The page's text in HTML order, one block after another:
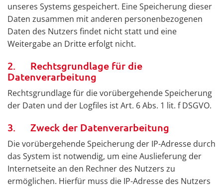
unseres Systems gespeichert. Eine Speicherung dieser
Daten zusammen mit anderen personenbezogenen
Daten des Nutzers findet nicht statt und eine
Weitergabe an Dritte erfolgt nicht.
2. Rechtsgrundlage für die
Datenverarbeitung
Rechtsgrundlage für die vorübergehende Speicherung
der Daten und der Logfiles ist Art. 6 Abs. 1 lit. f DSGVO.
3. Zweck der Datenverarbeitung
Die vorübergehende Speicherung der IP-Adresse durch
das System ist notwendig, um eine Auslieferung der
Internetseite an den Rechner des Nutzers zu
ermöglichen. Hierfür muss die IP-Adresse des Nutzers